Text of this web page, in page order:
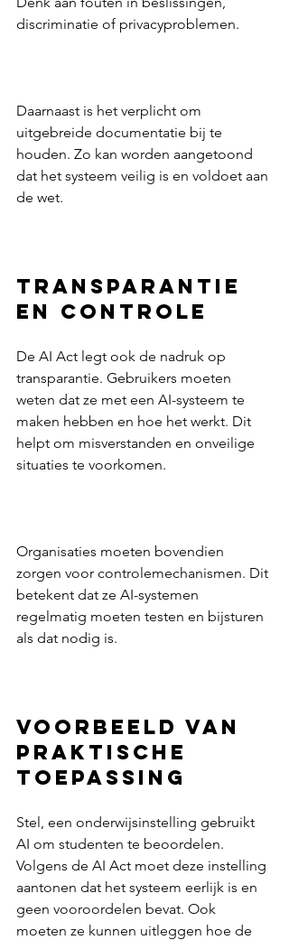
discriminatie of privacyproblemen.
Daarnaast is het verplicht om
uitgebreide documentatie bij te
houden. Zo kan worden aangetoond
dat het systeem veilig is en voldoet aan
de wet.
Transparantie
en controle
De AI Act legt ook de nadruk op
transparantie. Gebruikers moeten
weten dat ze met een AI-systeem te
maken hebben en hoe het werkt. Dit
helpt om misverstanden en onveilige
situaties te voorkomen.
Organisaties moeten bovendien
zorgen voor controlemechanismen. Dit
betekent dat ze AI-systemen
regelmatig moeten testen en bijsturen
als dat nodig is.
Voorbeeld van
praktische
toepassing
Stel, een onderwijsinstelling gebruikt
AI om studenten te beoordelen.
Volgens de AI Act moet deze instelling
aantonen dat het systeem eerlijk is en
geen vooroordelen bevat. Ook
moeten ze kunnen uitleggen hoe de